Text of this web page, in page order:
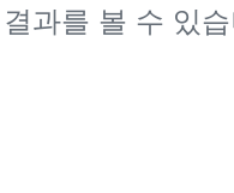
과를 볼 수 있